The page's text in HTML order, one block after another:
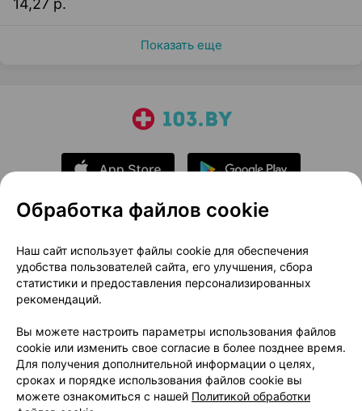
14,27 р.
Показать еще
О проекте
Новости проекта
Размещение рекламы
Медицинский маркетинг
Публичный договор
Доставка
Способы оплаты
Вакансии
Партнеры
Написать руководителю 103.by
Написать в поддержку
Персональные настройки Cookie
Обработка файлов cookie
Наш сайт использует файлы cookie для обеспечения
удобства пользователей сайта, его улучшения, сбора
статистики и предоставления персонализированных
рекомендаций.
Вы можете настроить параметры использования файлов
cookie или изменить свое согласие в более позднее время.
Для получения дополнительной информации о целях,
сроках и порядке использования файлов cookie вы
можете ознакомиться с нашей Политикой обработки